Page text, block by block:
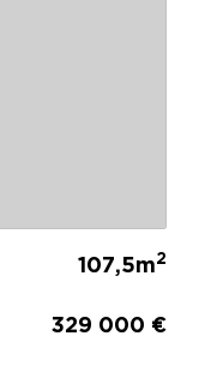
107,5m2
329 000 €